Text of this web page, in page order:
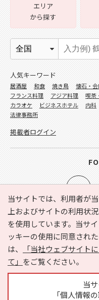
当サイトでは、利用者が
上およびサイトの利用状
を使用しています。当サ
ッキーの使用に同意され
は、
「当社ウェブサイト
て」 をご覧ください。
当
「個人情報
e-NAVITA（イーナビタ）
利用規約
個人情報の
サイトマップ
広
エリア
から探す
人気キーワード
居酒屋 和食 焼き鳥 懐石・
フランス料理
アジア料理 喫茶
カラオケ
ビジネスホテル 内科
法律事務所
掲載者ログイン